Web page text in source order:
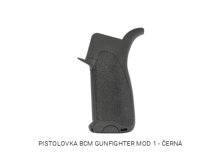
PISTOLOVKA BCM GUNFIGHTER MOD 1 - ČERNÁ